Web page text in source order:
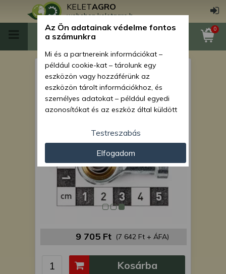
KELETAGRO
webshop.keletagro.hu
0
Force 108/110/210/310/311
joystick Faudi gömbfej, csap
átmérő 8mm
9 705 Ft (7 642 Ft + ÁFA)
Kosárba
Az Ön adatainak védelme fontos
a számunkra
Mi és a partnereink információkat –
például cookie-kat – tárolunk egy
eszközön vagy hozzáférünk az
eszközön tárolt információkhoz, és
személyes adatokat – például egyedi
azonosítókat és az eszköz által küldött
személyre szabott hirdetések és
tartalom nyújtásához, hirdetés- és
tartalomméréshez, nézettségi adatok
gyűjtéséhez, valamint termékek
kifejlesztéséhez és a termékek
javításához. Az Ön engedélyével mi és a
partnereink eszközleolvasásos
módszerrel szerzett pontos geolokációs
is felhasználhatunk. A megfelelő helyre
kattintva hozzájárulhat ahhoz, hogy mi
és a partnereink a fent leírtak szerint
adatkezelést végezzünk. Másik
Testreszabás
Elfogadom